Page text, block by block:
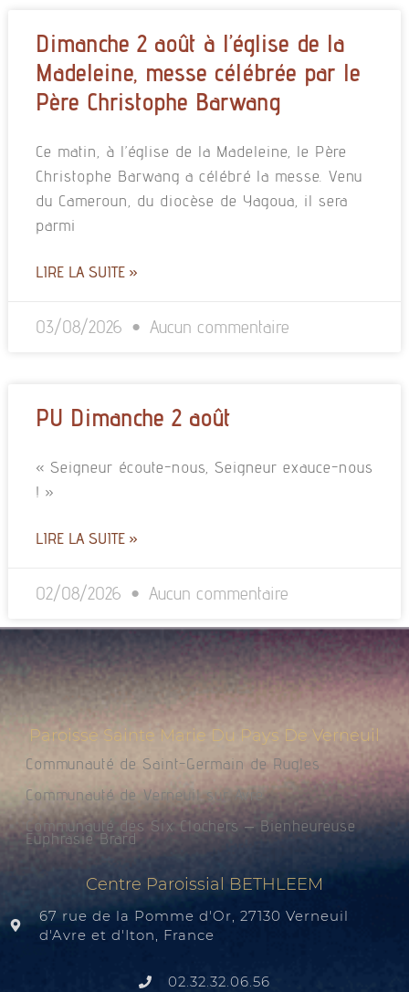
Dimanche 2 août à l’église de la
Madeleine, messe célébrée par le
Père Christophe Barwang
Ce matin, à l’église de la Madeleine, le Père
Christophe Barwang a célébré la messe. Venu
du Cameroun, du diocèse de Yagoua, il sera
parmi
LIRE LA SUITE »
03/08/2026 Aucun commentaire
PU Dimanche 2 août
« Seigneur écoute-nous, Seigneur exauce-nous
! »
LIRE LA SUITE »
02/08/2026 Aucun commentaire
Paroisse Sainte Marie Du Pays De Verneuil
Communauté de Saint-Germain de Rugles
Communauté de Verneuil sur Avre
Communauté des Six Clochers – Bienheureuse
Euphrasie Brard
Centre Paroissial BETHLEEM
67 rue de la Pomme d'Or, 27130 Verneuil
d'Avre et d'Iton, France
02.32.32.06.56